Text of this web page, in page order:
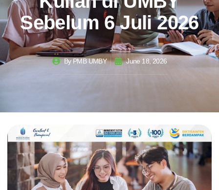
Sebelum 6 Juli 2026
ByPMB UMBY June 18, 2026